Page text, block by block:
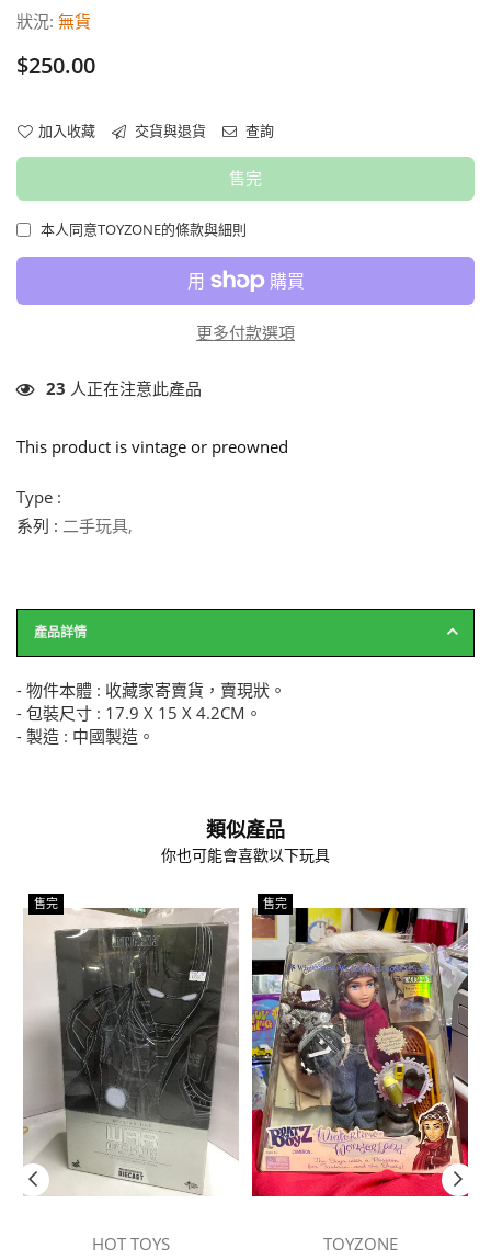
狀況: 無貨
價
$250.00
加入收藏 交貨與退貨 查詢
售完
本人同意TOYZONE的條款與細則
更多付款選項
23 人正在注意此產品
This product is vintage or preowned
Type :
系列 : 二手玩具,
產品詳情
- 物件本體 : 收藏家寄賣貨，賣現狀。
- 包裝尺寸 : 17.9 X 15 X 4.2CM。
- 製造 : 中國製造。
類似產品
你也可能會喜歡以下玩具
售完
HOT TOYS
售完
TOYZONE